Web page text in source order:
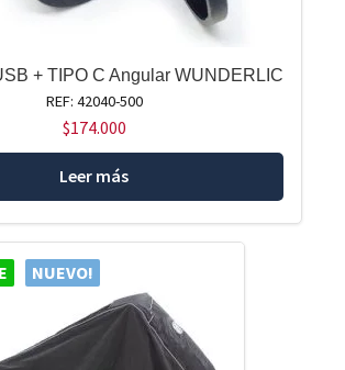
+ TIPO C Angular WUNDERLIC
REF: 42040-500
$174.000
Leer más
NUEVO!